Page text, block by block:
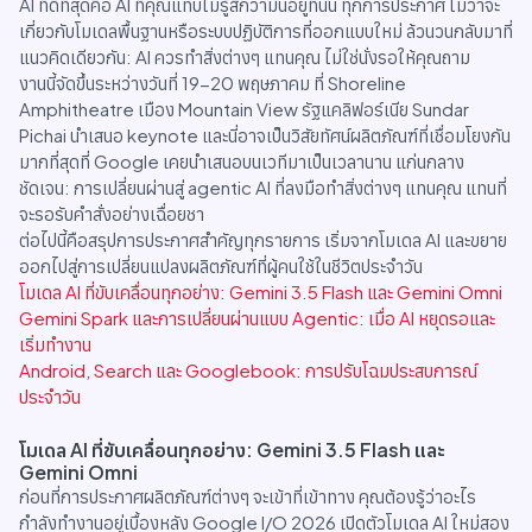
เกี่ยวกับโมเดลพื้นฐานหรือระบบปฏิบัติการที่ออกแบบใหม่ ล้วนวนกลับมาที่
แนวคิดเดียวกัน: AI ควรทำสิ่งต่างๆ แทนคุณ ไม่ใช่นั่งรอให้คุณถาม
งานนี้จัดขึ้นระหว่างวันที่ 19-20 พฤษภาคม ที่ Shoreline
Amphitheatre เมือง Mountain View รัฐแคลิฟอร์เนีย Sundar
Pichai นำเสนอ keynote และนี่อาจเป็นวิสัยทัศน์ผลิตภัณฑ์ที่เชื่อมโยงกัน
มากที่สุดที่ Google เคยนำเสนอบนเวทีมาเป็นเวลานาน แก่นกลาง
ชัดเจน: การเปลี่ยนผ่านสู่ agentic AI ที่ลงมือทำสิ่งต่างๆ แทนคุณ แทนที่
จะรอรับคำสั่งอย่างเฉื่อยชา
ต่อไปนี้คือสรุปการประกาศสำคัญทุกรายการ เริ่มจากโมเดล AI และขยาย
ออกไปสู่การเปลี่ยนแปลงผลิตภัณฑ์ที่ผู้คนใช้ในชีวิตประจำวัน
โมเดล AI ที่ขับเคลื่อนทุกอย่าง: Gemini 3.5 Flash และ Gemini Omni
Gemini Spark และการเปลี่ยนผ่านแบบ Agentic: เมื่อ AI หยุดรอและ
เริ่มทำงาน
Android, Search และ Googlebook: การปรับโฉมประสบการณ์
ประจำวัน
โมเดล AI ที่ขับเคลื่อนทุกอย่าง: Gemini 3.5 Flash และ
Gemini Omni
ก่อนที่การประกาศผลิตภัณฑ์ต่างๆ จะเข้าที่เข้าทาง คุณต้องรู้ว่าอะไร
กำลังทำงานอยู่เบื้องหลัง Google I/O 2026 เปิดตัวโมเดล AI ใหม่สอง